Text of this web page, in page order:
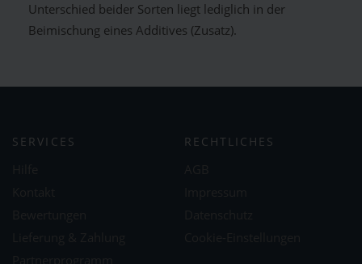
Unterschied beider Sorten liegt lediglich in der
Beimischung eines Additives (Zusatz).
SERVICES RECHTLICHES